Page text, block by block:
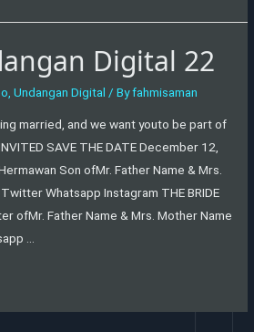
Digital 22
,Undangan Digital / Byfahmisaman
married, and we want youto be part of
SAVE THE DATE December 12,
Son ofMr. Father Name & Mrs.
Whatsapp Instagram THE BRIDE
ofMr. Father Name & Mrs. Mother Name
…